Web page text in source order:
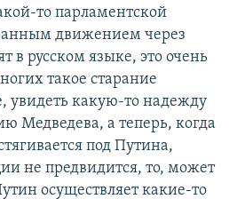
то парламентской
движением через
в русском языке, это очень
такое старание
увидеть какую-то надежду
Медведева, а теперь, когда
под Путина,
не предвидится, то, может
осуществляет какие-то